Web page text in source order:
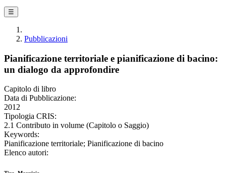
☰
Pubblicazioni
Pianificazione territoriale e pianificazione di bacino:
un dialogo da approfondire
Capitolo di libro
Data di Pubblicazione:
2012
Tipologia CRIS:
2.1 Contributo in volume (Capitolo o Saggio)
Keywords:
Pianificazione territoriale; Pianificazione di bacino
Elenco autori: